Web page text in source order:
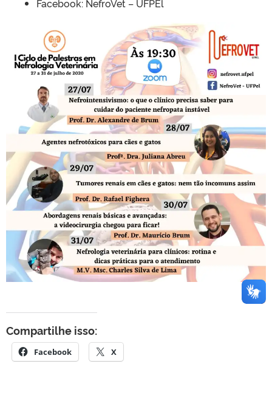
Facebook: NefroVet – UFPEl
Compartilhe isso:
Facebook X